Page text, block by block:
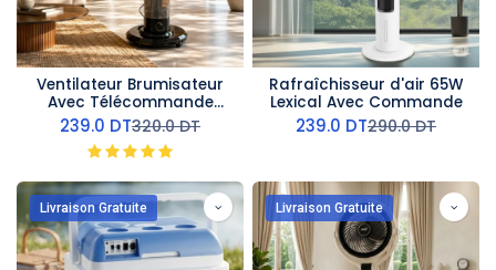
Ventilateur Brumisateur
Avec Télécommande
ORCA - 45W
239.0 DT320.0DT
Rafraîchisseur d'air 65W
Lexical Avec Commande
239.0 DT290.0DT
Livraison Gratuite Livraison Gratuite